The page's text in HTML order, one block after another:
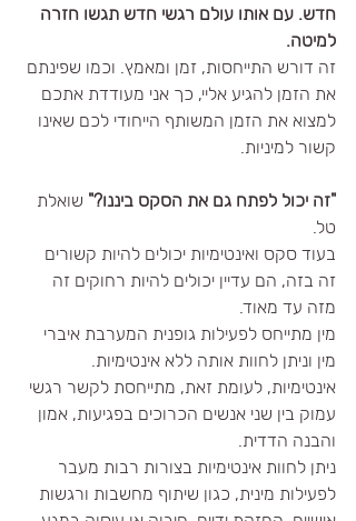
חדש. עם אותו עולם רגשי חדש תגשו חזרה
למיטה.
זה דורש התייחסות, זמן ומאמץ. וכמו שפינתם
את הזמן להגיע אליי, כך אני מעודדת אתכם
למצוא את הזמן המשותף הייחודי לכם שאינו
קשור למיניות.
"זה יכול לפתח גם את הסקס ביננו?" שואלת
טל.
בעוד סקס ואינטימיות יכולים להיות קשורים
זה בזה, הם עדיין יכולים להיות רחוקים זה
מזה עד מאוד.
מין מתייחס לפעילות גופנית המערבת איברי
מין וניתן לחוות אותה ללא אינטימיות.
אינטימיות, לעומת זאת, מתייחסת לקשר רגשי
עמוק בין שני אנשים הכרוכים בפגיעות, אמון
והבנה הדדית.
ניתן לחוות אינטימיות בצורות רבות מעבר
לפעילות מינית, כגון שיתוף מחשבות ורגשות